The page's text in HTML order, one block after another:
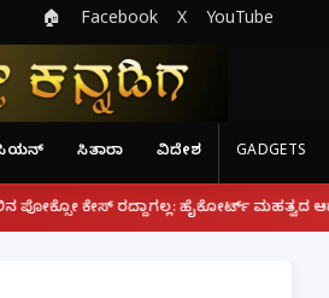
🏠 Facebook X YouTube
ಸಿತಾರಾ ವಿದೇಶ GADGETS
ಹೈಕೋರ್ಟ್ ಮಹತ್ವದ ಆದೇಶ |